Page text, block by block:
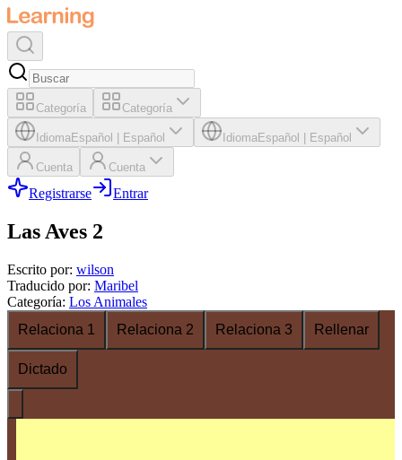
Categoría Categoría
IdiomaEspañol Español IdiomaEspañol Español
Cuenta Cuenta
Registrarse Entrar
Las Aves 2
Escrito por: wilson
Traducido por: Maribel
Categoría: Los Animales
Relaciona 1
Relaciona 2 Relaciona 3 Rellenar
Dictado